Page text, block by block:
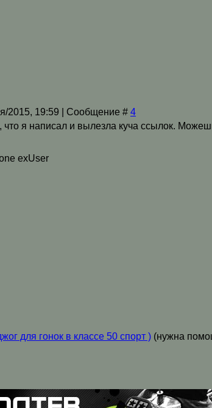
2015, 19:59 | Сообщение # 4
что я написал и вылезла куча ссылок.
exUser
для гонок в классе 50 спорт ) (нужна